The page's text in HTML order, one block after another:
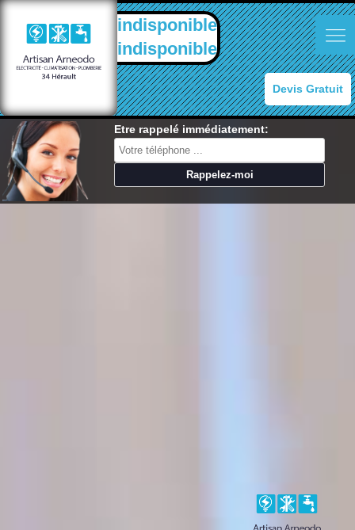
indisponible
indisponible
Devis Gratuit
Etre rappelé immédiatement: